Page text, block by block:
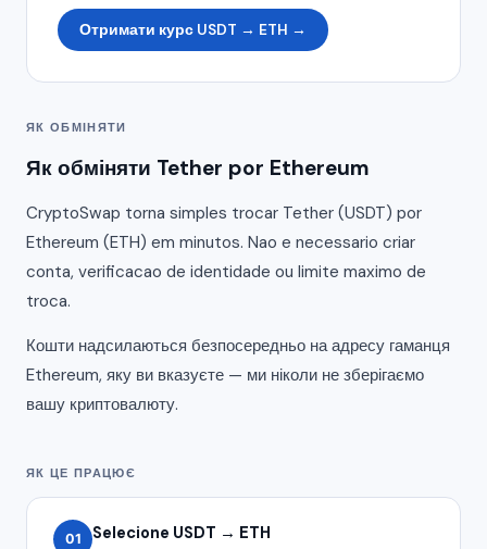
Отримати курс USDT → ETH →
ЯК ОБМІНЯТИ
Як обміняти Tether por Ethereum
CryptoSwap torna simples trocar Tether (USDT) por
Ethereum (ETH) em minutos. Nao e necessario criar
conta, verificacao de identidade ou limite maximo de
troca.
Кошти надсилаються безпосередньо на адресу гаманця
Ethereum, яку ви вказуєте — ми ніколи не зберігаємо
вашу криптовалюту.
ЯК ЦЕ ПРАЦЮЄ
01 Selecione USDT → ETH